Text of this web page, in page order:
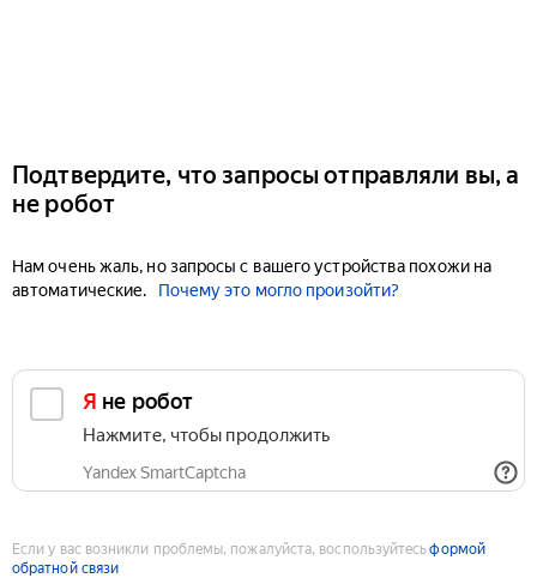
Подтвердите, что запросы отправляли вы, а
не робот
Нам очень жаль, но запросы с вашего устройства похожи на
автоматические.
Почему это могло произойти?
Я не робот
Нажмите, чтобы продолжить
Yandex SmartCaptcha
Если у вас возникли проблемы, пожалуйста, воспользуйтесьформой
обратной связи